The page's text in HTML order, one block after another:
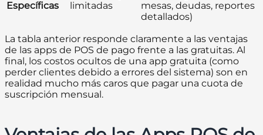
Específicas
limitadas
mesas, deudas, reportes
detallados)
La tabla anterior responde claramente a las ventajas
de las apps de POS de pago frente a las gratuitas. Al
final, los costos ocultos de una app gratuita (como
perder clientes debido a errores del sistema) son en
realidad mucho más caros que pagar una cuota de
suscripción mensual.